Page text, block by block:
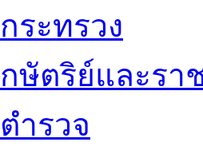
กระทรวง
กษัตริย์และรา
ตำรวจ